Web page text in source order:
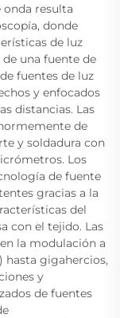
onda resulta
donde
de luz
una fuente de
fuentes de luz
y enfocados
distancias. Las
de
y soldadura con
Los
de fuente
gracias a la
del
con el tejido. Las
la modulación a
hasta gigahercios,
y
de fuentes